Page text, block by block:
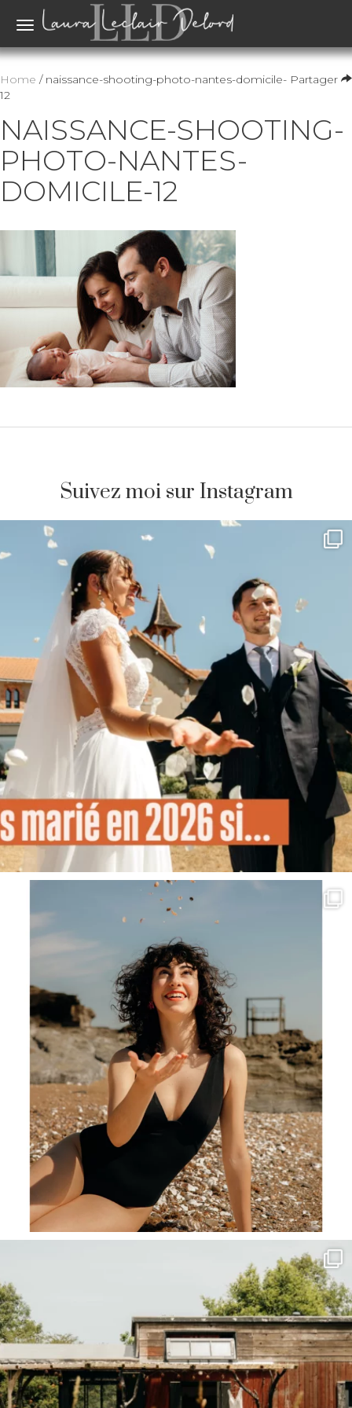
Toggle
Partager
Home / naissance-shooting-photo-nantes-domicile-
12
NAISSANCE-SHOOTING-
PHOTO-NANTES-
DOMICILE-12
Suivez moi sur Instagram